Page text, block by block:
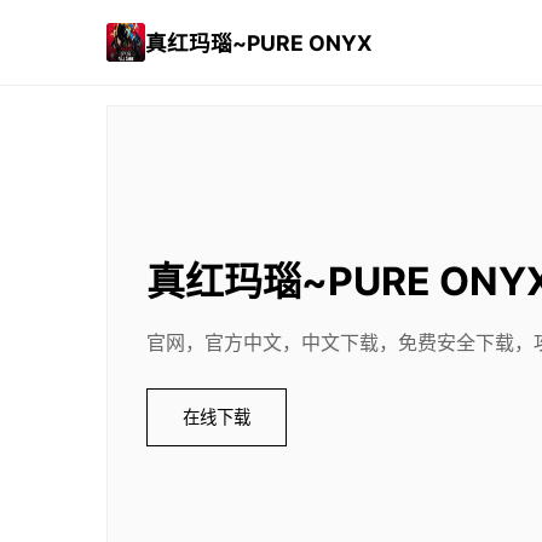
真红玛瑙~PURE ONYX
真红玛瑙~PURE
官网，官方中文，中文下载，免费安全下载，
在线下载